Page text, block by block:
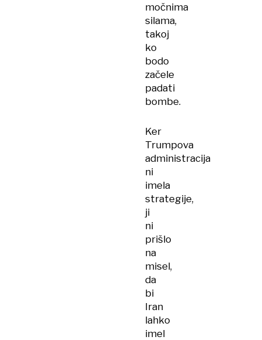
močnima
silama,
takoj
ko
bodo
začele
padati
bombe.
Ker
Trumpova
administracija
ni
imela
strategije,
ji
ni
prišlo
na
misel,
da
bi
Iran
lahko
imel